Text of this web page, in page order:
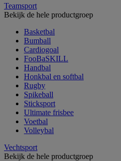
Teamsport
Bekijk de hele productgroep
Basketbal
Bumball
Cardiogoal
FooBaSKILL
Handbal
Honkbal en softbal
Rugby
Spikeball
Sticksport
Ultimate frisbee
Voetbal
Volleybal
Vechtsport
Bekijk de hele productgroep